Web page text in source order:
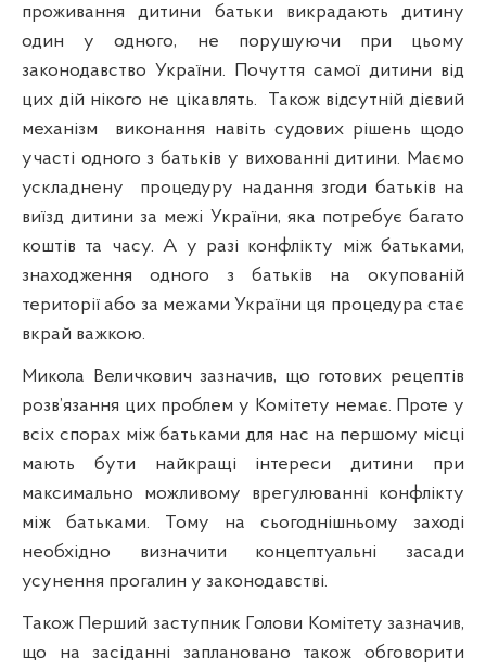
проживання дитини батьки викрадають дитину
один у одного, не порушуючи при цьому
законодавство України. Почуття самої дитини від
цих дій нікого не цікавлять.
Також відсутній дієвий
механізм
виконання навіть судових рішень щодо
участі одного з батьків у вихованні дитини. Маємо
ускладнену
процедуру надання згоди батьків на
виїзд дитини за межі України, яка потребує багато
коштів та часу. А у разі конфлікту між батьками,
знаходження одного з батьків на окупованій
території або за межами України ця процедура стає
вкрай важкою.
Микола Величкович зазначив, що готових рецептів
розв’язання цих проблем у Комітету немає. Проте у
всіх спорах між батьками для нас на першому місці
мають бути найкращі інтереси дитини при
максимально можливому врегулюванні конфлікту
між батьками. Тому на сьогоднішньому заході
необхідно визначити концептуальні засади
усунення прогалин у законодавстві.
Також Перший заступник Голови Комітету зазначив,
що на засіданні заплановано також обговорити